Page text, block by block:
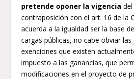
pretende oponer la vigencia
contraposición con el art. 16 de la
acuerda a la igualdad ser la base
cargas públicas, no cabe obviar
exenciones que existen
impuesto a las ganancias, que
modificaciones en el proyecto de